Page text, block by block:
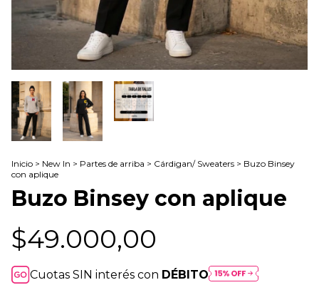
Inicio > New In > Partes de arriba > Cárdigan/ Sweaters > Buzo Binsey
con aplique
Buzo Binsey con aplique
$49.000,00
Cuotas SIN interés con DÉBITO